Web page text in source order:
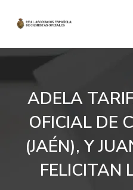
ADELA
OFICIAL DE
(JAÉN), Y
FELICITAN